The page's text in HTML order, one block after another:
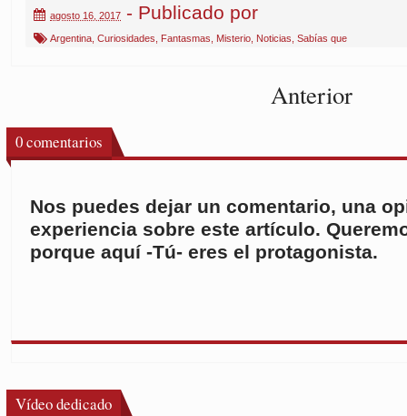
agosto 16, 2017 - Publicado por
Argentina Curiosidades Fantasmas Misterio Noticias Sabías que
Anterior
0comentarios
Nos puedes dejar un comentario, una
experiencia sobre este artículo.
porque aquí -Tú- eres el protagonista.
Vídeo dedicado